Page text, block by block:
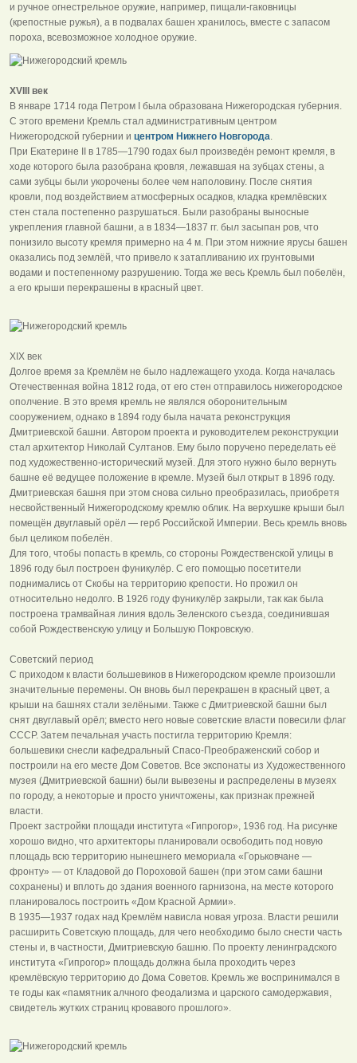
и ручное огнестрельное оружие, например, пищали-гаковницы
(крепостные ружья), а в подвалах башен хранилось, вместе с запасом
пороха, всевозможное холодное оружие.
XVIII век
В январе 1714 года Петром I была образована Нижегородская губерния.
С этого времени Кремль стал административным центром
Нижегородской губернии и центром Нижнего Новгорода.
При Екатерине II в 1785—1790 годах был произведён ремонт кремля, в
ходе которого была разобрана кровля, лежавшая на зубцах стены, а
сами зубцы были укорочены более чем наполовину. После снятия
кровли, под воздействием атмосферных осадков, кладка кремлёвских
стен стала постепенно разрушаться. Были разобраны выносные
укрепления главной башни, а в 1834—1837 гг. был засыпан ров, что
понизило высоту кремля примерно на 4 м. При этом нижние ярусы башен
оказались под землёй, что привело к затапливанию их грунтовыми
водами и постепенному разрушению. Тогда же весь Кремль был побелён,
а его крыши перекрашены в красный цвет.
XIX век
Долгое время за Кремлём не было надлежащего ухода. Когда началась
Отечественная война 1812 года, от его стен отправилось нижегородское
ополчение. В это время кремль не являлся оборонительным
сооружением, однако в 1894 году была начата реконструкция
Дмитриевской башни. Автором проекта и руководителем реконструкции
стал архитектор Николай Султанов. Ему было поручено переделать её
под художественно-исторический музей. Для этого нужно было вернуть
башне её ведущее положение в кремле. Музей был открыт в 1896 году.
Дмитриевская башня при этом снова сильно преобразилась, приобретя
несвойственный Нижегородскому кремлю облик. На верхушке крыши был
помещён двуглавый орёл — герб Российской Империи. Весь кремль вновь
был целиком побелён.
Для того, чтобы попасть в кремль, со стороны Рождественской улицы в
1896 году был построен фуникулёр. С его помощью посетители
поднимались от Скобы на территорию крепости. Но прожил он
относительно недолго. В 1926 году фуникулёр закрыли, так как была
построена трамвайная линия вдоль Зеленского съезда, соединившая
собой Рождественскую улицу и Большую Покровскую.
Советский период
С приходом к власти большевиков в Нижегородском кремле произошли
значительные перемены. Он вновь был перекрашен в красный цвет, а
крыши на башнях стали зелёными. Также с Дмитриевской башни был
снят двуглавый орёл; вместо него новые советские власти повесили флаг
СССР. Затем печальная участь постигла территорию Кремля:
большевики снесли кафедральный Спасо-Преображенский собор и
построили на его месте Дом Советов. Все экспонаты из Художественного
музея (Дмитриевской башни) были вывезены и распределены в музеях
по городу, а некоторые и просто уничтожены, как признак прежней
власти.
Проект застройки площади института «Гипрогор», 1936 год. На рисунке
хорошо видно, что архитекторы планировали освободить под новую
площадь всю территорию нынешнего мемориала «Горьковчане —
фронту» — от Кладовой до Пороховой башен (при этом сами башни
сохранены) и вплоть до здания военного гарнизона, на месте которого
планировалось построить «Дом Красной Армии».
В 1935—1937 годах над Кремлём нависла новая угроза. Власти решили
расширить Советскую площадь, для чего необходимо было снести часть
стены и, в частности, Дмитриевскую башню. По проекту ленинградского
института «Гипрогор» площадь должна была проходить через
кремлёвскую территорию до Дома Советов. Кремль же воспринимался в
те годы как «памятник алчного феодализма и царского самодержавия,
свидетель жутких страниц кровавого прошлого».